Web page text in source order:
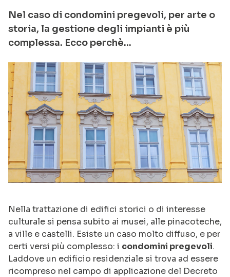
Nel caso di condomini pregevoli, per arte o
storia, la gestione degli impianti è più
complessa. Ecco perchè…
Nella trattazione di edifici storici o di interesse
culturale si pensa subito ai musei, alle pinacoteche,
a ville e castelli. Esiste un caso molto diffuso, e per
certi versi più complesso: i condomini pregevoli.
Laddove un edificio residenziale si trova ad essere
ricompreso nel campo di applicazione del Decreto